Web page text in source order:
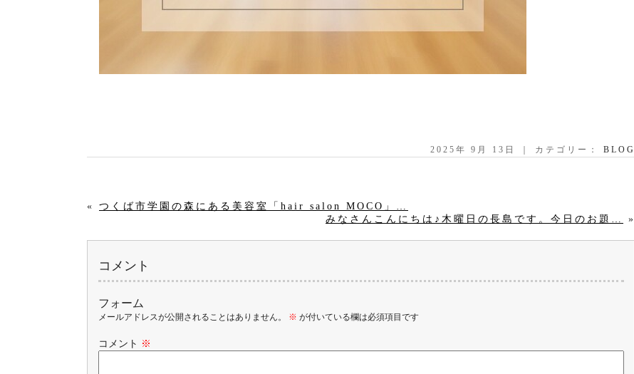
2025年 9月 13日 ｜ カテゴリー： BLOG
« つくば市学園の森にある美容室「hair salon MOCO」…
みなさんこんにちは♪木曜日の長島です。今日のお題…
»
コメント
フォーム
メールアドレスが公開されることはありません。 ※ が付いている欄は必須項目です
コメント ※